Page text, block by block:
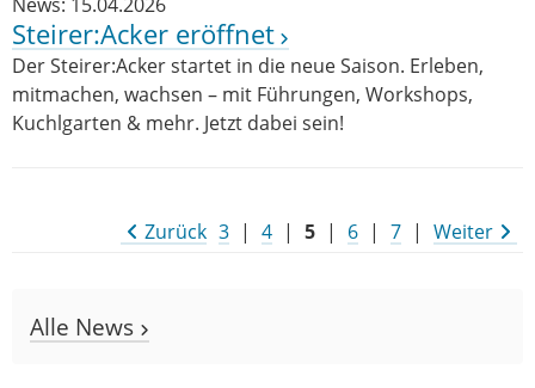
Steirer:Acker eröffnet
Der Steirer:Acker startet in die neue Saison. Erleben,
mitmachen, wachsen – mit Führungen, Workshops,
Kuchlgarten & mehr. Jetzt dabei sein!
Zurück 3 | 4 | 5 | 6 | 7 | Weiter
Alle News